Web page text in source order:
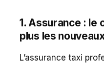
1. Assurance : le
plus les
L’assurance taxi